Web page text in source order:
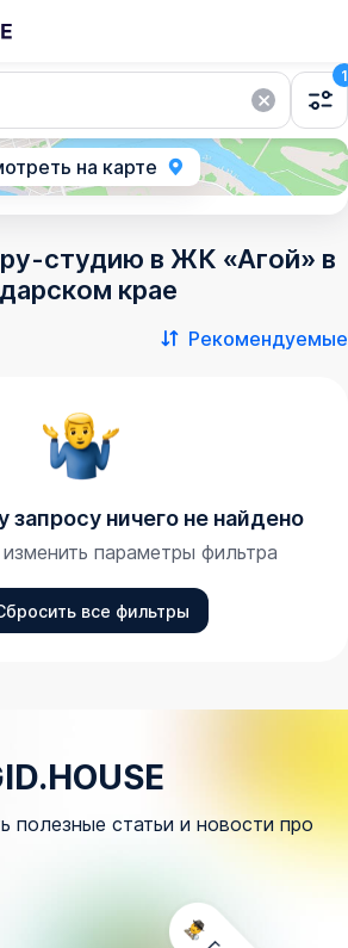
1
на карте
студию в ЖК «Агой» в
крае
Рекомендуемые
запросу ничего не найдено
параметры фильтра
все фильтры
полезные статьи и новости про